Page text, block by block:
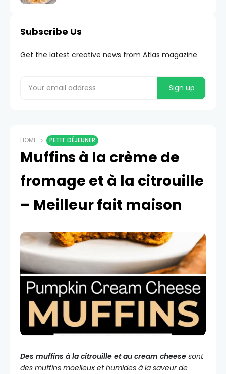
Subscribe Us
Get the latest creative news from Atlas magazine
HOME PETIT DÉJEUNER
Muffins à la crème de
fromage et à la citrouille
– Meilleur fait maison
Des muffins à la citrouille et au cream cheese sont
des muffins moelleux et humides à la saveur de